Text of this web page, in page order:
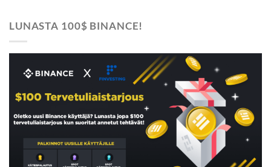
LUNASTA 100$ BINANCE!